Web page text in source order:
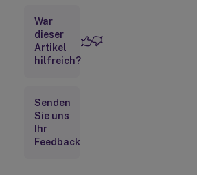
Suchen nach einem
Benutzer in
War
dieser
Artikel
hilfreich?
Senden
Sie uns
Ihr
Feedback